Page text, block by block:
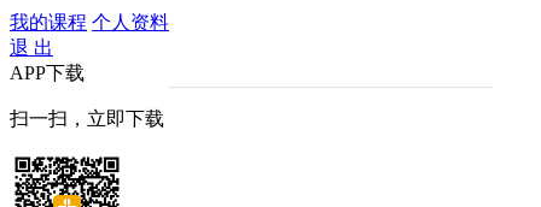
我的课程 个人资料
退 出
APP下载
扫一扫，立即下载